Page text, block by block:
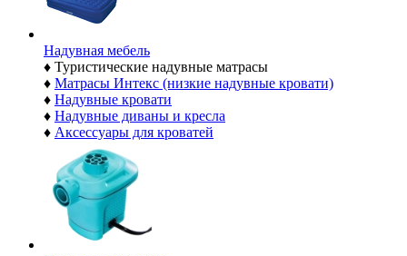
Надувная мебель
♦ Туристические надувные матрасы
♦ Матрасы Интекс (низкие надувные кровати)
♦ Надувные кровати
♦ Надувные диваны и кресла
♦ Аксессуары для кроватей